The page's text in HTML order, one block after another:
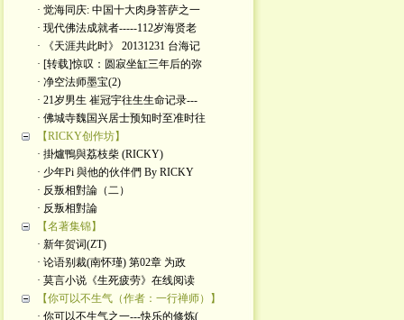
· 觉海同庆: 中国十大肉身菩萨之一
· 现代佛法成就者-----112岁海贤老
· 《天涯共此时》 20131231 台海记
· [转载]惊叹：圆寂坐缸三年后的弥
· 净空法师墨宝(2)
· 21岁男生 崔冠宇往生生命记录---
· 佛城寺魏国兴居士预知时至准时往
【RICKY创作坊】
· 掛爐鴨與荔枝柴 (RICKY)
· 少年Pi 與他的伙伴們 By RICKY
· 反叛相對論（二）
· 反叛相對論
【名著集锦】
· 新年贺词(ZT)
· 论语别裁(南怀瑾) 第02章 为政
· 莫言小说《生死疲劳》在线阅读
【你可以不生气（作者：一行禅师）】
· 你可以不生气之一---快乐的修炼(